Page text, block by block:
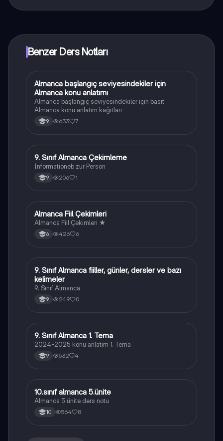
Benzer Ders Notları
Almanca
Almanca başlangıç seviyesindekiler için
Almanca konu anlatımı
Almanca başlangıç seviyesindekiler için basit
Almanca konu anlatım kağıtları
9 633 7
Almanca
9. Sınıf Almanca Çekimleme
Informationeb zur Person
9 206 1
Almanca
Almanca Fiil Çekimleri
Almanca Fiil Çekimleri ★
6 426 6
Almanca
9. Sınıf Almanca fiiller, günler, dersler ve bazı
kelimeler
9. Sınıf Almanca
9 249 0
Almanca
9. Sınıf Almanca 1. Tema
2024-2025 konu anlatım 1. Tema
9 532 4
Almanca
10.sınıf almanca 5.ünite
Almanca 5.ünite ders notu
10 564 8